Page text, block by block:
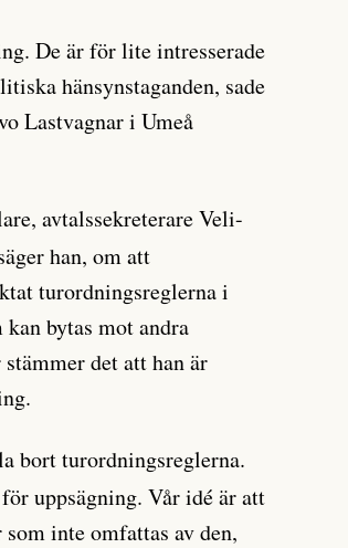
De är för lite intresserade
hänsynstaganden, sade
Lastvagnar i Umeå
avtalssekreterare Veli-
han, om att
turordningsreglerna i
bytas mot andra
det att han är
bort turordningsreglerna.
uppsägning. Vår idé är att
inte omfattas av den,